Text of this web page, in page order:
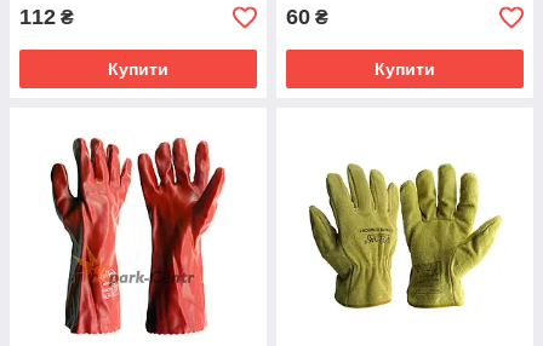
112 ₴
Купити
60 ₴
Купити